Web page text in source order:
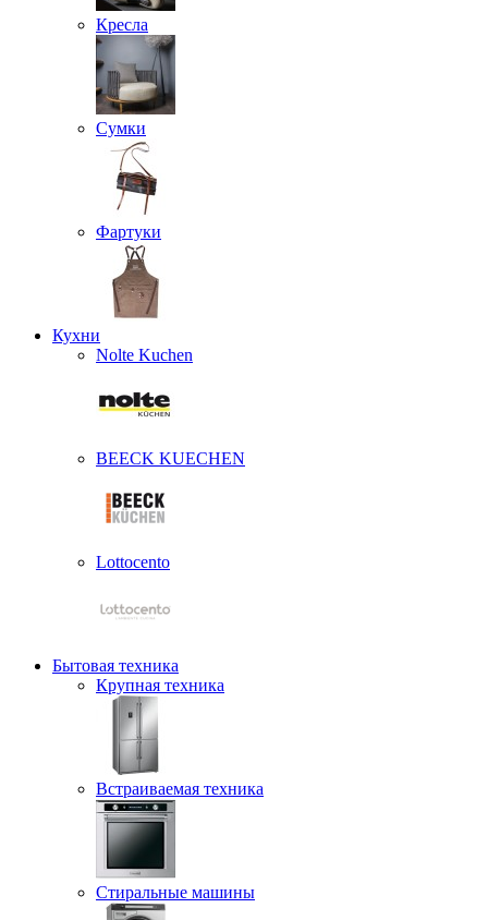
Кресла
Сумки
Фартуки
Кухни
Nolte Kuchen
BEECK KUECHEN
Lottocento
Бытовая техника
Крупная техника
Встраиваемая техника
Стиральные машины